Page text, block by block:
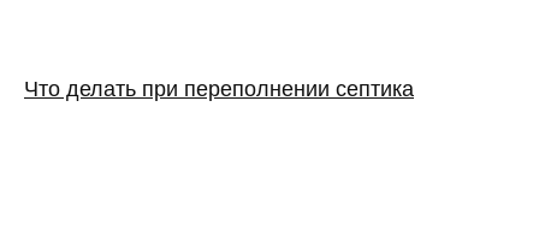
Что делать при переполнении септика